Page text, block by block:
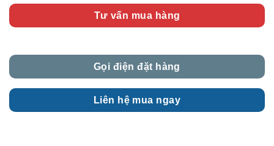
Tư vấn mua hàng
Gọi điện đặt hàng
Liên hệ mua ngay